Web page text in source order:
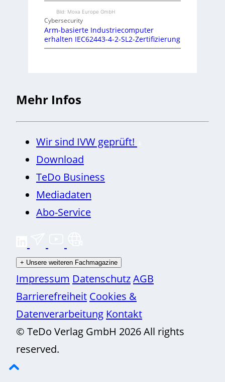
Bild: Moxa Europe GmbH
Cybersecurity
Arm-basierte Industriecomputer
erhalten IEC62443-4-2-SL2-Zertifizierung
Mehr Infos
Wir sind IVW geprüft!
Download
TeDo Business
Mediadaten
Abo-Service
+ Unsere weiteren Fachmagazine
Impressum DatenschutzAGB
Barrierefreiheit Cookies &
Datenverarbeitung Kontakt
© TeDo Verlag GmbH 2026 All rights
reserved.